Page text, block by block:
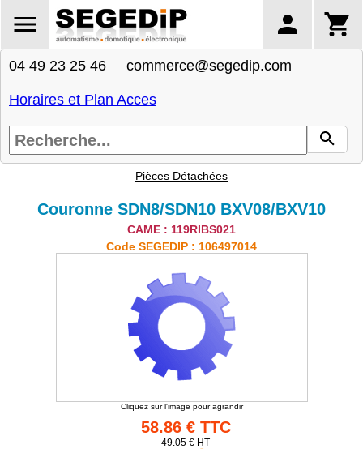
04 49 23 25 46 commerce@segedip.com
Horaires et Plan Acces
Pièces Détachées
Couronne SDN8/SDN10 BXV08/BXV10
CAME : 119RIBS021
Code SEGEDIP : 106497014
Cliquez sur l'image pour agrandir
58.86 € TTC
49.05 € HT